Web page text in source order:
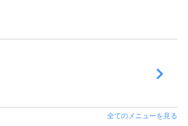
全てのメニューを見る